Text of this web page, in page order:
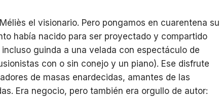
el visionario. Pero pongamos en cuarentena su
había nacido para ser proyectado y compartido
guinda a una velada con espectáculo de
con o sin conejo y un piano). Ese disfrute
de masas enardecidas, amantes de las
Era negocio, pero también era orgullo de autor: